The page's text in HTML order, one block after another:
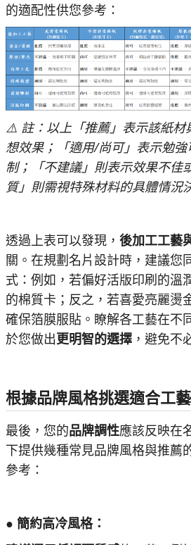
的適配性供您參考：
⚠️ 註：以上「推薦」表示該紙材
想效果；「適用/尚可」表示勉
制；「不建議」則表示效果不佳
質」則需視特殊材料的具體情況
透過上表可以發現， 後加工工藝
關。在規劃名片設計時，建議您
式：例如，若偏好活版印刷的溫
的棉質卡；反之，若喜愛亮麗燙
確保箔膜服貼。瞭解各工藝在不
於您做出更明智的選擇 ，避免不
根據品牌風格挑選適合工藝
最後，您的品牌調性應該反映在
下提供幾種常見品牌風格與推薦
參考：
● 簡約高冷風格：